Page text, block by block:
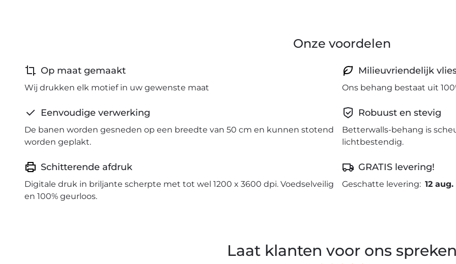
Onze voordelen
Op maat gemaakt
Wij drukken elk motief in uw gewenste maat
Milieuvriendelijk
Ons behang bestaat uit
Eenvoudige verwerking
De banen worden gesneden op een breedte van 50 cm en kunnen stotend
worden geplakt.
Robuust en stevig
Betterwalls-behang is
lichtbestendig.
Schitterende afdruk
Digitale druk in briljante scherpte met tot wel 1200 x 3600 dpi. Voedselveilig
en 100% geurloos.
GRATIS levering!
Geschatte levering: 12 aug.
Laat klanten voor ons spreken